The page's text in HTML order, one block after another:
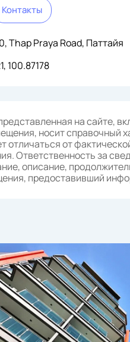
Контакты
Thap Praya Road, Паттайя
100.87178
на сайте,
носит справочный
отличаться от
Ответственность за
описание,
предоставивший